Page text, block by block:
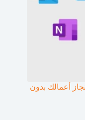
أعمالك بدون